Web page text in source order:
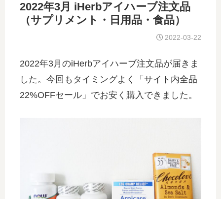
2022年3月 iHerbアイハーブ注文品
（サプリメント・日用品・食品）
2022-03-22
2022年3月のiHerbアイハーブ注文品が届きま
した。今回もタイミングよく「サイト内全品
22%OFFセール」でお安く購入できました。